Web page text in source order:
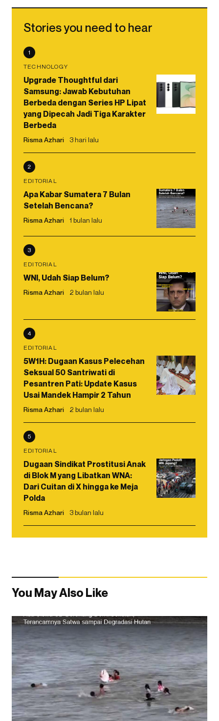
Stories you need to hear
1
TECHNOLOGY
Upgrade Thoughtful dari
Samsung: Jawab Kebutuhan
Berbeda dengan Series HP Lipat
yang Dipecah Jadi Tiga Karakter
Berbeda
Risma Azhari 3 hari lalu
2
EDITORIAL
Apa Kabar Sumatera 7 Bulan
Setelah Bencana?
Risma Azhari 1 bulan lalu
3
EDITORIAL
WNI, Udah Siap Belum?
Risma Azhari 2 bulan lalu
4
EDITORIAL
5W1H: Dugaan Kasus Pelecehan
Seksual 50 Santriwati di
Pesantren Pati: Update Kasus
Usai Mandek Hampir 2 Tahun
Risma Azhari 2 bulan lalu
5
EDITORIAL
Dugaan Sindikat Prostitusi Anak
di Blok M yang Libatkan WNA:
Dari Cuitan di X hingga ke Meja
Polda
Risma Azhari 3 bulan lalu
You May Also Like